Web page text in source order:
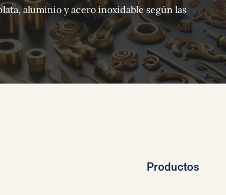
aluminio y acero inoxidable según las
Productos